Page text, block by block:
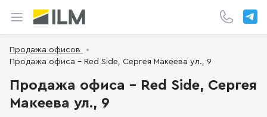
Продажа офисов
Продажа офиса - Red Side, Сергея Макеева ул., 9
Продажа офиса - Red Side, Сергея
Макеева ул., 9